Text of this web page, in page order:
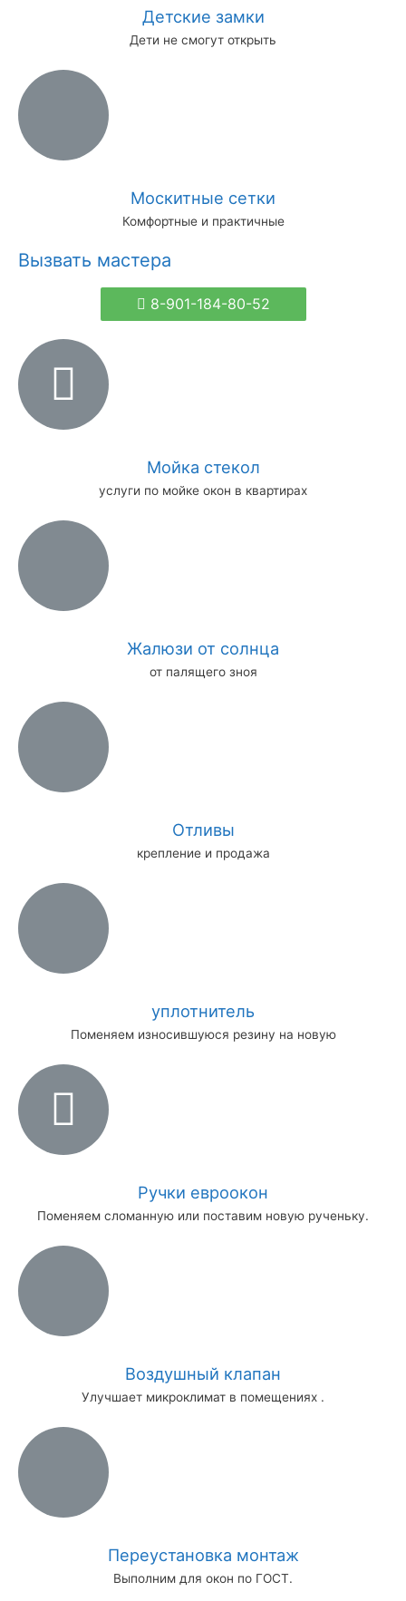
Детские замки
Дети не смогут открыть
Москитные сетки
Комфортные и практичные
Вызвать мастера
8-901-184-80-52
Мойка стекол
услуги по мойке окон в квартирах
Жалюзи от солнца
от палящего зноя
Отливы
крепление и продажа
уплотнитель
Поменяем износившуюся резину на новую
Ручки евроокон
Поменяем сломанную или поставим новую рученьку.
Воздушный клапан
Улучшает микроклимат в помещениях .
Переустановка монтаж
Выполним для окон по ГОСТ.